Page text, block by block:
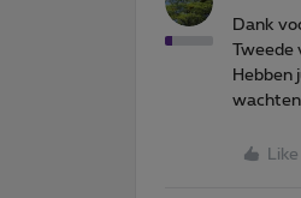
Dank
Tweede
Hebben
Like